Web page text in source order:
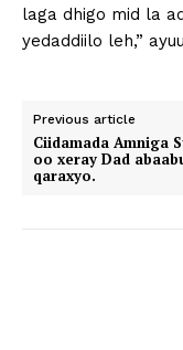
laga dhigo mid la
yedaddiilo leh,”
Previous article
Ciidamada Amniga
oo xeray Dad
qaraxyo.